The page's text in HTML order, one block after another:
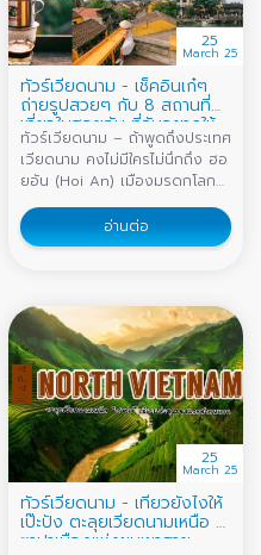
25
March 25
ทัวร์เวียดนาม - เช็คอินเก๋ๆ
ถ่ายรูปสวยๆ กับ 8 สถานที่
เที่ยวในฮอยอัน ที่ฉันอยากให้
เธอไป
ทัวร์เวียดนาม – ถ้าพูดถึงประเทศ
เวียดนาม คงไม่มีใครไม่นึกถึง ฮอ
ยอัน (Hoi An) เมืองมรดกโลกสี
เหลือง และคงจะอยู่ในลิสต์อันดับ
ต้นๆ ของเมืองที่นักท่องเที่ยว
อยากไปเยือนกันมากที่สุด รวมถึง
และมีเสน่ห์เเฝงไปด้วยความโร
แมนติก แน่นอนทางเราก็ไม่รอช้า
ได้รวบรวมที่เที่ยวในฮอยอัน ที่ถ้า
มาถึงที่นี่แล้ว ต้องมาเช็คอินเก๋ๆ
ถ่ายรูปสวยๆ กับ 8 ที่เที่ยวที่ต้อง
ไป ไม่ว่าจะเป็นคาเฟ่ ร้านอาหาร
ร้านขายของฝาก นี่ขนมาหมด พูด
เลยว่าฮอยอันมีครบถึงขั้นอยากให้
พวกเธอหยุดเที
อ่านต่อ
25
March 25
ทัวร์เวียดนาม - เที่ยวยังไงให้
เป๊ะปัง ตะลุยเวียดนามเหนือ ที่
ซาปาเมืองแห่งขุนเขาสาย